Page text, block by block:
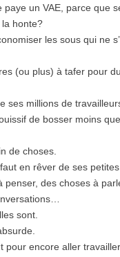
paye un VAE, parce
honte?
les sous qui ne
(ou plus) à tafer pour
ses millions de
de bosser moins
de choses.
en rêver de ses
penser, des choses à
sont.
pour encore aller